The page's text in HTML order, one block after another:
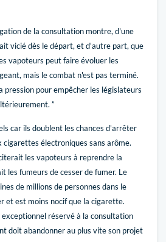
de la consultation montre, d'une
vicié dès le départ, et d'autre part, que
vapoteurs peut faire évoluer les
mais le combat n'est pas terminé.
pression pour empêcher les législateurs
”
car ils doublent les chances d'arrêter
électroniques sans arôme.
les vapoteurs à reprendre la
les fumeurs de cesser de fumer. Le
de millions de personnes dans le
et est moins nocif que la cigarette.
réservé à la consultation
doit abandonner au plus vite son projet